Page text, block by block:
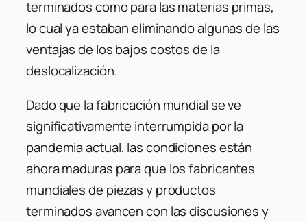
terminados como para las materias primas,
lo cual ya estaban eliminando algunas de las
ventajas de los bajos costos de la
deslocalización.
Dado que la fabricación mundial se ve
significativamente interrumpida por la
pandemia actual, las condiciones están
ahora maduras para que los fabricantes
mundiales de piezas y productos
terminados avancen con las discusiones y